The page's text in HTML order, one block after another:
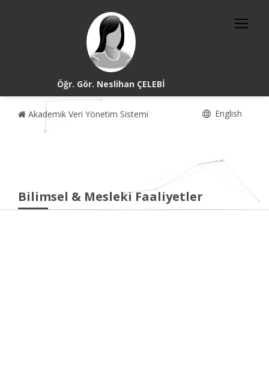
Öğr. Gör. Neslihan ÇELEBİ
Akademik Veri Yönetim Sistemi English
Bilimsel & Mesleki Faaliyetler